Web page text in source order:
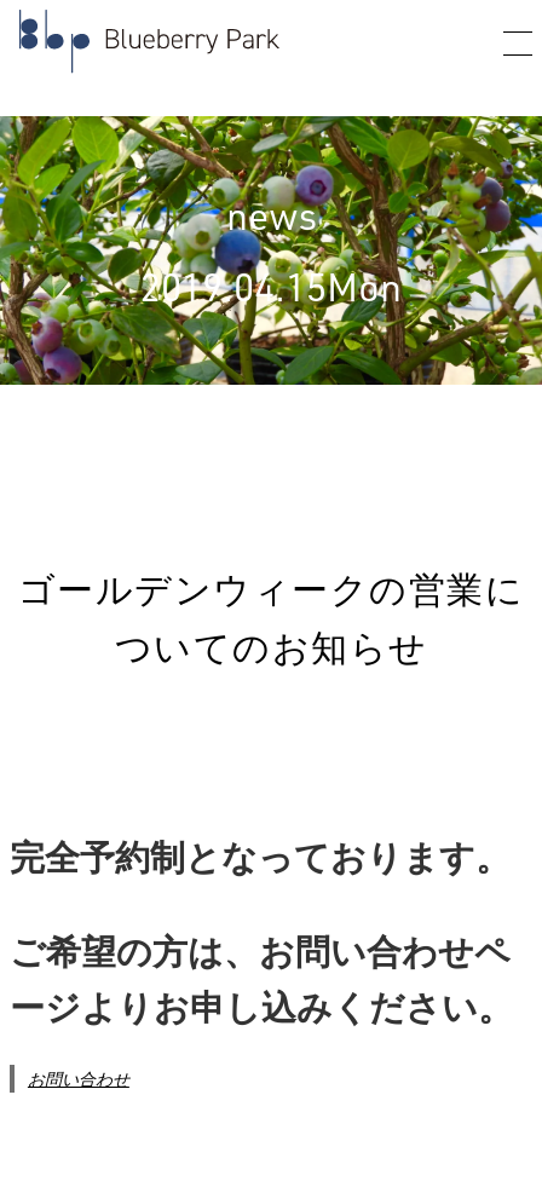
news
2019.04.15Mon
ゴールデンウィークの営業に
ついてのお知らせ
完全予約制となっております。
ご希望の方は、お問い合わせペ
ージよりお申し込みください。
お問い合わせ